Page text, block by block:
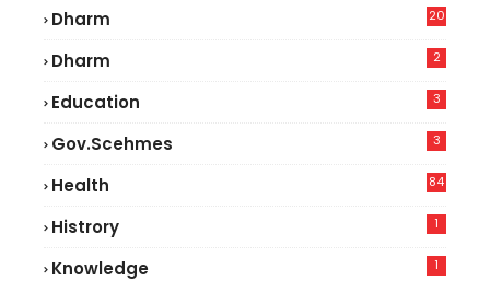
Dharm 20
Dharm 2
Education 3
Gov.scehmes 3
Health
84
Histrory 1
Knowledge 1